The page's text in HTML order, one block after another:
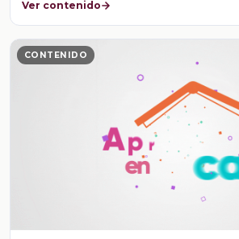
Ver contenido
CONTENIDO